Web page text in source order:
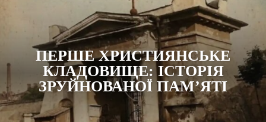
ПЕРШЕ ХРИСТИЯНСЬКЕ
КЛАДОВИЩЕ: ІСТОРІЯ
ЗРУЙНОВАНОЇ ПАМ’ЯТІ